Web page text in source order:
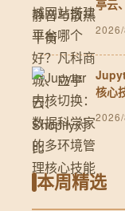
亭云
核心
本周精选